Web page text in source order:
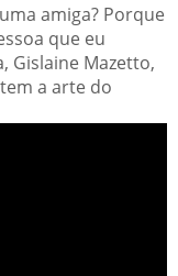
amiga? Porque
que eu
Gislaine Mazetto,
a arte do